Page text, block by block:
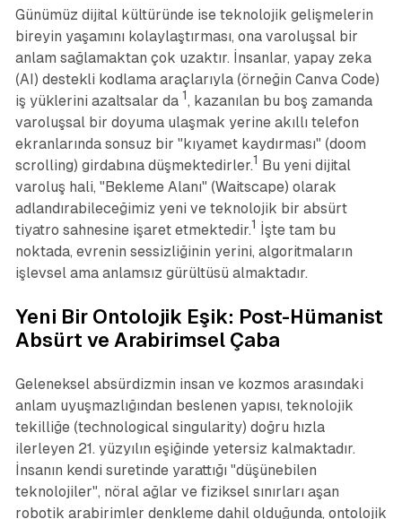
Günümüz dijital kültüründe ise teknolojik gelişmelerin
bireyin yaşamını kolaylaştırması, ona varoluşsal bir
anlam sağlamaktan çok uzaktır. İnsanlar, yapay zeka
(AI) destekli kodlama araçlarıyla (örneğin Canva Code)
iş yüklerini azaltsalar da 1, kazanılan bu boş zamanda
varoluşsal bir doyuma ulaşmak yerine akıllı telefon
ekranlarında sonsuz bir "kıyamet kaydırması" (doom
scrolling) girdabına düşmektedirler.1 Bu yeni dijital
varoluş hali, "Bekleme Alanı" (Waitscape) olarak
adlandırabileceğimiz yeni ve teknolojik bir absürt
tiyatro sahnesine işaret etmektedir.1
İşte tam bu
noktada, evrenin sessizliğinin yerini, algoritmaların
işlevsel ama anlamsız gürültüsü almaktadır.
Yeni Bir Ontolojik Eşik: Post-Hümanist
Absürt ve Arabirimsel Çaba
Geleneksel absürdizmin insan ve kozmos arasındaki
anlam uyuşmazlığından beslenen yapısı, teknolojik
tekilliğe (technological singularity) doğru hızla
ilerleyen 21. yüzyılın eşiğinde yetersiz kalmaktadır.
İnsanın kendi suretinde yarattığı "düşünebilen
teknolojiler", nöral ağlar ve fiziksel sınırları aşan
robotik arabirimler denkleme dahil olduğunda, ontolojik